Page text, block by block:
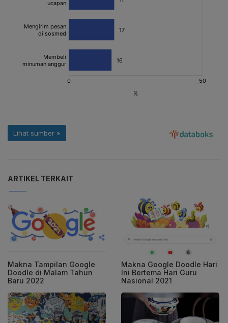
ARTIKEL TERKAIT
Makna Tampilan Google
Doodle di Malam Tahun
Baru 2022
Makna Google Doodle Hari
Ini Bertema Hari Guru
Nasional 2021